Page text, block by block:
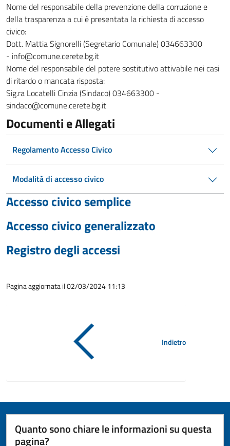
Nome del responsabile della prevenzione della corruzione e
della trasparenza a cui è presentata la richiesta di accesso
civico:
Dott. Mattia Signorelli (Segretario Comunale) 034663300
- info@comune.cerete.bg.it
Nome del responsabile del potere sostitutivo attivabile nei casi
di ritardo o mancata risposta:
Sig.ra Locatelli Cinzia (Sindaco) 034663300 -
sindaco@comune.cerete.bg.it
Documenti e Allegati
Regolamento Accesso Civico
Modalità di accesso civico
Accesso civico semplice
Accesso civico generalizzato
Registro degli accessi
Pagina aggiornata il 02/03/2024 11:13
Indietro
Quanto sono chiare le informazioni su questa
pagina?